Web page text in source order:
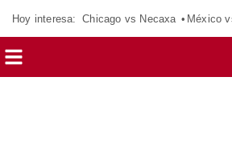
Hoy interesa: Chicago vs Necaxa México